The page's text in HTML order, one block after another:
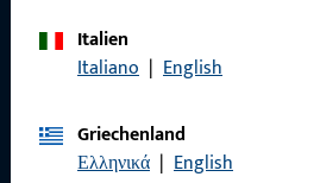
Italien
Italiano | English
Griechenland
Ελληνικά | English